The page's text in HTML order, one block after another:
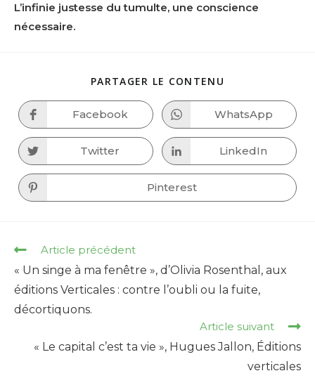
L’infinie justesse du tumulte, une conscience
nécessaire.
PARTAGER LE CONTENU
CONTENT
Opens
in
a
new
window
Facebook Opens
in
a
new
window
WhatsApp
Opens
in
a
Twitter Opens
in
a
LinkedIn
Opens
in
Pinterest
Read
more
articles
Article précédent
« Un singe à ma fenêtre », d’Olivia Rosenthal, aux
éditions Verticales : contre l’oubli ou la fuite,
décortiquons.
Article suivant
« Le capital c’est ta vie », Hugues Jallon, Éditions
verticales